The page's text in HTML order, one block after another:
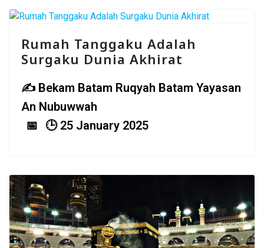
Rumah Tanggaku Adalah
Surgaku Dunia Akhirat
Bekam Batam Ruqyah Batam Yayasan
An Nubuwwah
25 January 2025